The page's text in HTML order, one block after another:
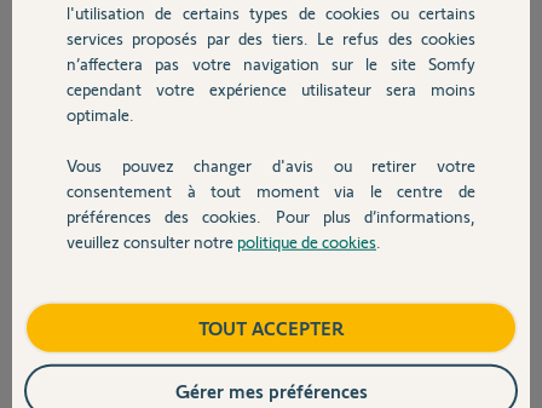
Autres produits
Devis avec un pro
Contact
Participer au fil de discussion
Réponses
Bonsoir Marcel
Vous n'indiquez pas si vous essayez de vous connecter en Local ou de
l'extérieur avec un smartphone.
connecte l'alarme a la box internet.
Si toujours impossible de se connecter en local il faudra réinitialiser le
module IP
arrive-connecter-interface-pc-alarme
l'utilisation de certains types de cookies ou certains
services proposés par des tiers. Le refus des cookies
n’affectera pas votre navigation sur le site Somfy
cependant votre expérience utilisateur sera moins
optimale.
Vous pouvez changer d'avis ou retirer votre
consentement à tout moment via le centre de
préférences des cookies. Pour plus d’informations,
veuillez consulter notre politique de cookies
TOUT ACCEPTER
Gérer mes préférences